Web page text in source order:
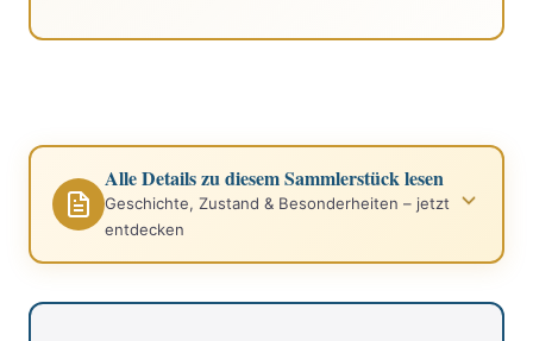
Alle Details zu diesem Sammlerstück lesen
Geschichte, Zustand & Besonderheiten – jetzt
entdecken